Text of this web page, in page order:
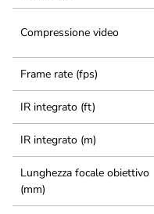
Compressione video
Frame rate (fps)
IR integrato (ft)
IR integrato (m)
Lunghezza focale obiettivo
(mm)